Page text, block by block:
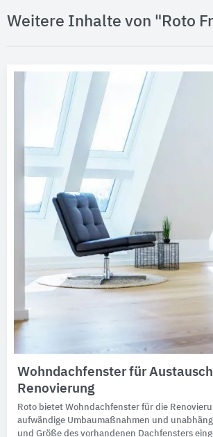
Weitere Inhalte von "Roto
Wohndachfenster für Austausch
Renovierung
Roto bietet Wohndachfenster für die
aufwändige Umbaumaßnahmen und
und Größe des vorhandenen Dachfensters